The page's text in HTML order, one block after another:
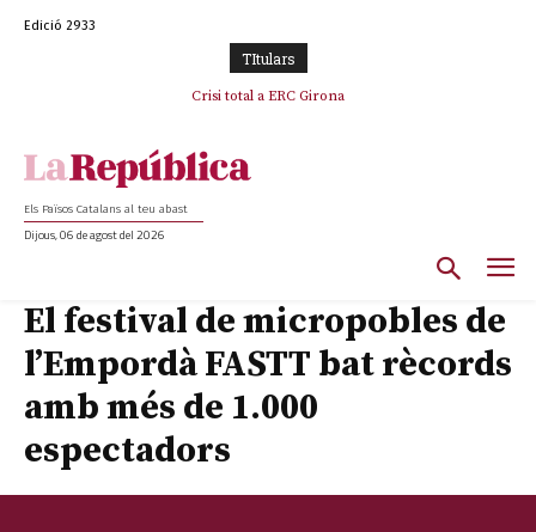
Edició 2933
TItulars
Crisi total a ERC Girona
Els Països Catalans al teu abast
Dijous, 06 de agost del 2026
El festival de micropobles de
l’Empordà FASTT bat rècords
amb més de 1.000
espectadors